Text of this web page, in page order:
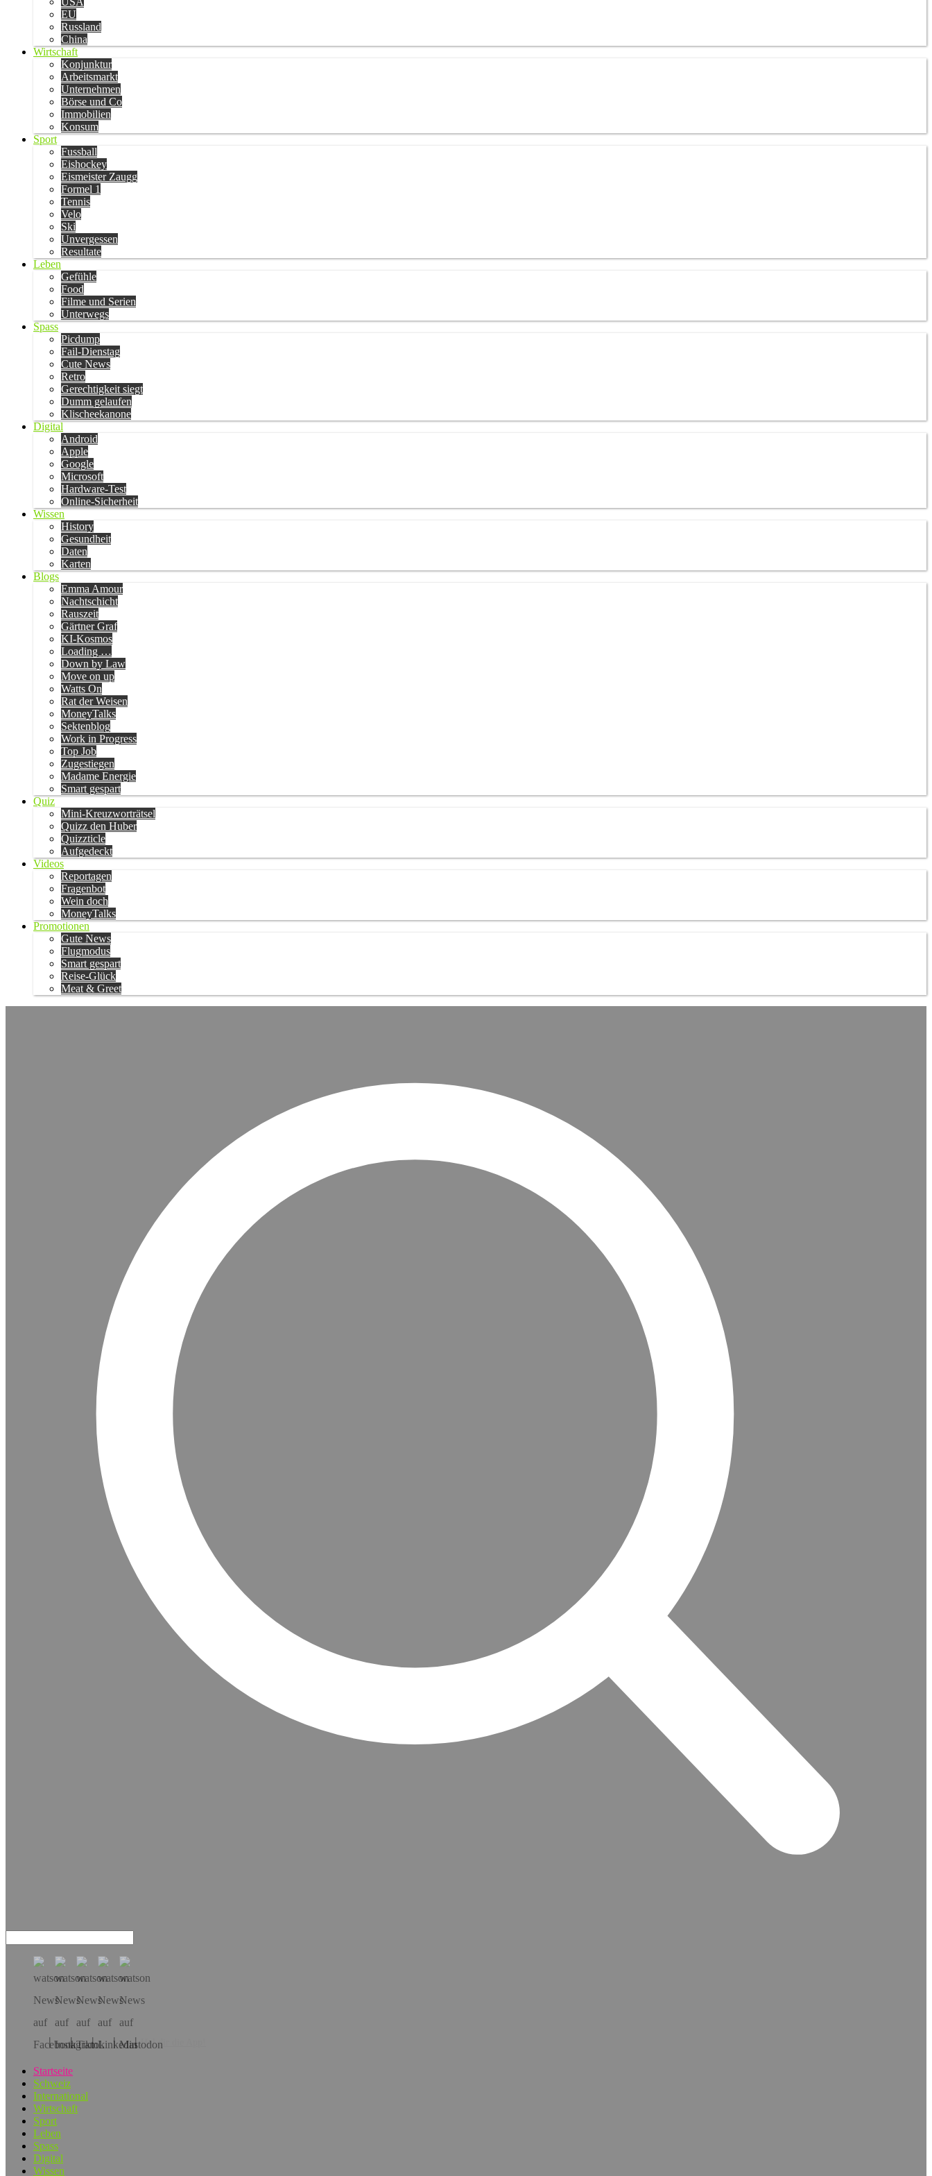
EU
Russland
China
Wirtschaft
Konjunktur
Arbeitsmarkt
Unternehmen
Börse und Co
Immobilien
Konsum
Sport
Fussball
Eishockey
Eismeister Zaugg
Formel 1
Tennis
Velo
Ski
Unvergessen
Resultate
Leben
Gefühle
Food
Filme und Serien
Unterwegs
Spass
Picdump
Fail-Dienstag
Cute News
Retro
Gerechtigkeit siegt
Dumm gelaufen
Klischeekanone
Digital
Android
Apple
Google
Microsoft
Hardware-Test
Online-Sicherheit
Wissen
History
Gesundheit
Daten
Karten
Blogs
Emma Amour
Nachtschicht
Rauszeit
Gärtner Graf
KI-Kosmos
Loading …
Down by Law
Move on up
Watts On
Rat der Weisen
MoneyTalks
Sektenblog
Work in Progress
Top Job
Zugestiegen
Madame Energie
Smart gespart
Quiz
Mini-Kreuzworträtsel
Quizz den Huber
Quizzticle
Aufgedeckt
Videos
Reportagen
Fragenbot
Wein doch
MoneyTalks
Promotionen
Gute News
Flugmodus
Smart gespart
Reise-Glück
Meat & Greet
Hol dir die App!
Startseite
Schweiz
International
Wirtschaft
Sport
Leben
Spass
Digital
Wissen